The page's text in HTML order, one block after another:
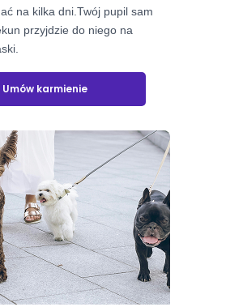
na kilka dni.Twój pupil sam
przyjdzie do niego na
Umów karmienie